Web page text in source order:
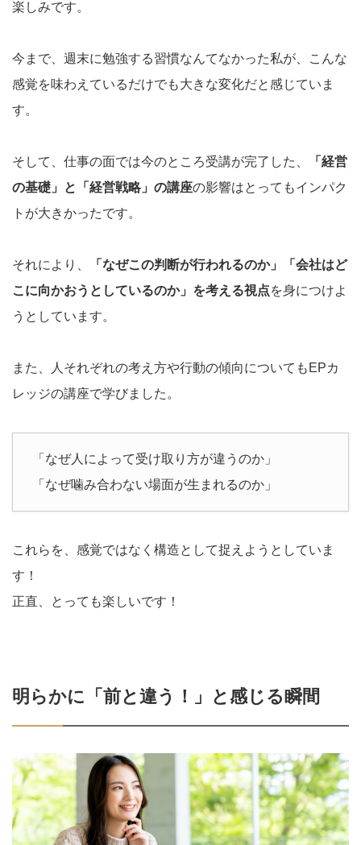
楽しみです。
今まで、週末に勉強する習慣なんてなかった私が、こんな
感覚を味わえているだけでも大きな変化だと感じていま
す。
そして、仕事の面では今のところ受講が完了した、
「経営
の基礎」と「経営戦略」の講座の影響はとってもインパク
トが大きかったです。
それにより、
「なぜこの判断が行われるのか」「会社はど
こに向かおうとしているのか」を考える視点を身につけよ
うとしています。
また、人それぞれの考え方や行動の傾向についてもEPカ
レッジの講座で学びました。
「なぜ人によって受け取り方が違うのか」
「なぜ噛み合わない場面が生まれるのか」
これらを、感覚ではなく構造として捉えようとしていま
す！
正直、とっても楽しいです！
明らかに「前と違う！」と感じる瞬間